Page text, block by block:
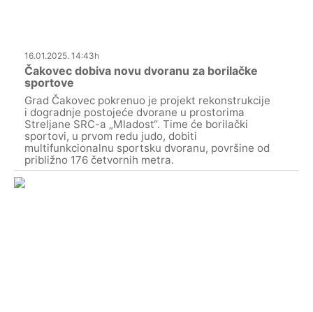
16.01.2025. 14:43h
Čakovec dobiva novu dvoranu za borilačke
sportove
Grad Čakovec pokrenuo je projekt rekonstrukcije
i dogradnje postojeće dvorane u prostorima
Streljane SRC-a „Mladost“. Time će borilački
sportovi, u prvom redu judo, dobiti
multifunkcionalnu sportsku dvoranu, površine od
približno 176 četvornih metra.